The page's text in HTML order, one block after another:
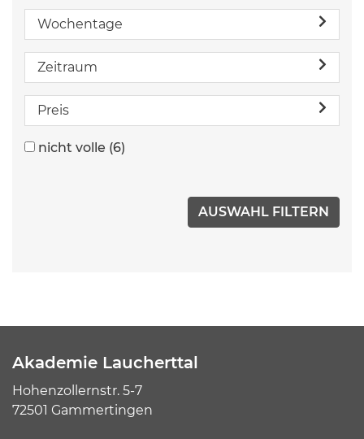
Wochentage
Zeitraum
Preis
nicht volle (6)
Akademie Laucherttal
Hohenzollernstr. 5-7
72501 Gammertingen